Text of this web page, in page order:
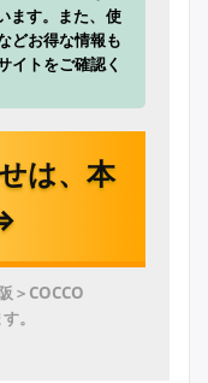
ます。また、使
どお得な情報も
イトをご確認く
は、本
＞COCCO
。